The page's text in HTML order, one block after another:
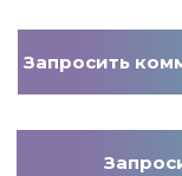
Запросить